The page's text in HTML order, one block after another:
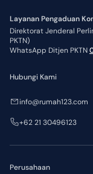
Layanan Pengaduan
Direktorat Jenderal
PKTN)
WhatsApp Ditjen PKTN
Perusahaan
Hubungi Kami
info@rumah123.com
+62 21 30496123